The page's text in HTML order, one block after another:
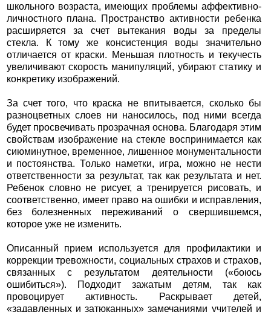
школьного возраста, имеющих проблемы аффективно-
личностного плана. Пространство активности ребенка
расширяется за счет вытекания воды за пределы
стекла. К тому же консистенция воды значительно
отличается от краски. Меньшая плотность и текучесть
увеличивают скорость манипуляций, убирают статику и
конкретику изображений.
За счет того, что краска не впитывается, сколько бы
разноцветных слоев ни наносилось, под ними всегда
будет просвечивать прозрачная основа. Благодаря этим
свойствам изображение на стекле воспринимается как
сиюминутное, временное, лишенное монументальности
и постоянства. Только наметки, игра, можно не нести
ответственности за результат, так как результата и нет.
Ребенок словно не рисует, а тренируется рисовать, и
соответственно, имеет право на ошибки и исправления,
без болезненных переживаний о свершившемся,
которое уже не изменить.
Описанный прием используется для профилактики и
коррекции тревожности, социальных страхов и страхов,
связанных с результатом деятельности («боюсь
ошибиться»). Подходит зажатым детям, так как
провоцирует активность. Раскрывает детей,
«задавленных и затюканных» замечаниями учителей и